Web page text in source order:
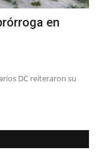
en
DC reiteraron su